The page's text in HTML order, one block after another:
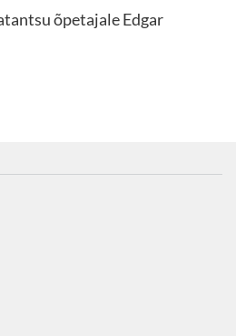
õpetajale Edgar